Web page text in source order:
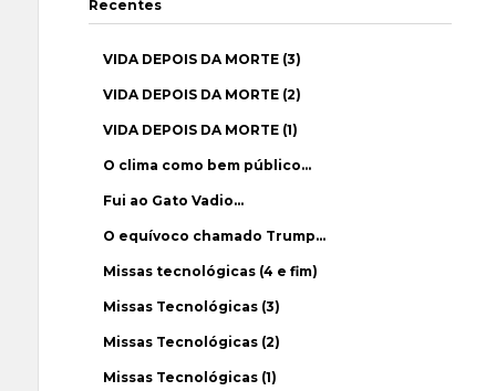
Recentes
VIDA DEPOIS DA MORTE (3)
VIDA DEPOIS DA MORTE (2)
VIDA DEPOIS DA MORTE (1)
O clima como bem público…
Fui ao Gato Vadio…
O equívoco chamado Trump…
Missas tecnológicas (4 e fim)
Missas Tecnológicas (3)
Missas Tecnológicas (2)
Missas Tecnológicas (1)